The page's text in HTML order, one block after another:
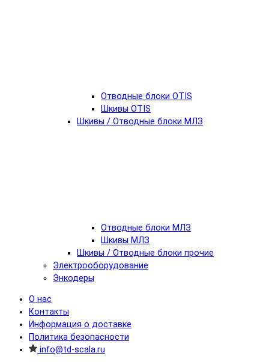
Отводные блоки OTIS
Шкивы OTIS
Шкивы / Отводные блоки МЛЗ
Отводные блоки МЛЗ
Шкивы МЛЗ
Шкивы / Отводные блоки прочие
Электрооборудование
Энкодеры
О нас
Контакты
Информация о доставке
Политика безопасности
info@td-scala.ru